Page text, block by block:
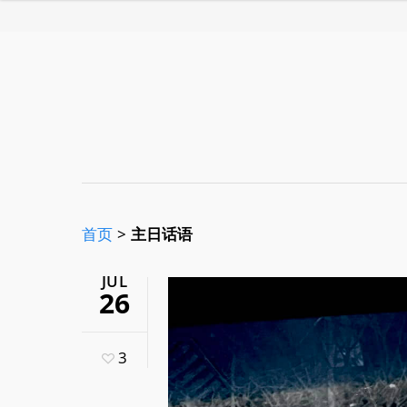
首页 > 主日话语
JUL
26
3